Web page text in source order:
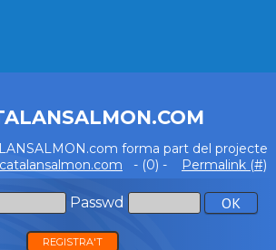
forma part del projecte
- (0) - Permalink (#)
Passwd
REGISTRA'T